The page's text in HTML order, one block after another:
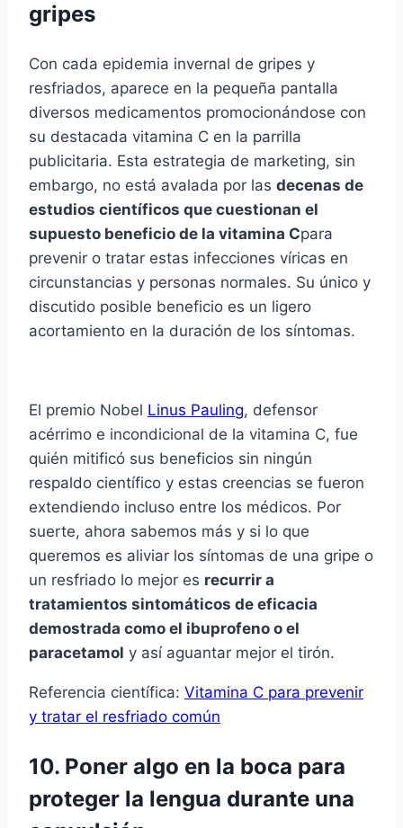
gripes
Con cada epidemia invernal de gripes y
resfriados, aparece en la pequeña pantalla
diversos medicamentos promocionándose con
su destacada vitamina C en la parrilla
publicitaria. Esta estrategia de marketing, sin
embargo, no está avalada por las decenas de
estudios cientí­ficos que cuestionan el
supuesto beneficio de la vitamina Cpara
prevenir o tratar estas infecciones ví­ricas en
circunstancias y personas normales. Su único y
discutido posible beneficio es un ligero
acortamiento en la duración de los sí­ntomas.
El premio Nobel Linus Pauling, defensor
acérrimo e incondicional de la vitamina C, fue
quién mitificó sus beneficios sin ningún
respaldo cientí­fico y estas creencias se fueron
extendiendo incluso entre los médicos. Por
suerte, ahora sabemos más y si lo que
queremos es aliviar los sí­ntomas de una gripe o
un resfriado lo mejor es recurrir a
tratamientos sintomáticos de eficacia
demostrada como el ibuprofeno o el
paracetamol y así­ aguantar mejor el tirón.
Referencia cientí­fica: Vitamina C para prevenir
y tratar el resfriado común
10. Poner algo en la boca para
proteger la lengua durante una